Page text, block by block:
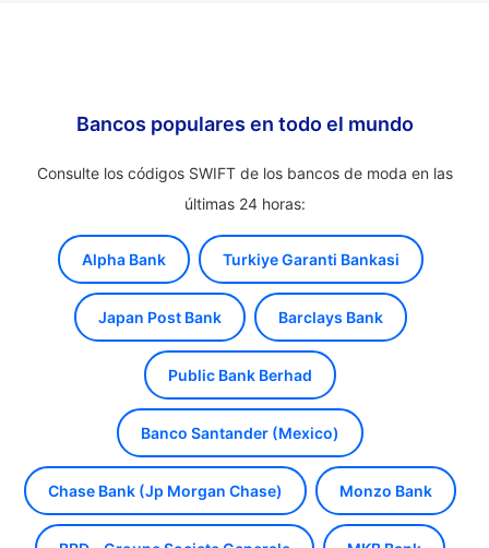
Bancos populares en todo el mundo
Consulte los códigos SWIFT de los bancos de moda en las
últimas 24 horas:
Alpha Bank Turkiye Garanti Bankasi
Japan Post Bank Barclays Bank
Public Bank Berhad
Banco Santander (Mexico)
Chase Bank (Jp Morgan Chase) Monzo Bank